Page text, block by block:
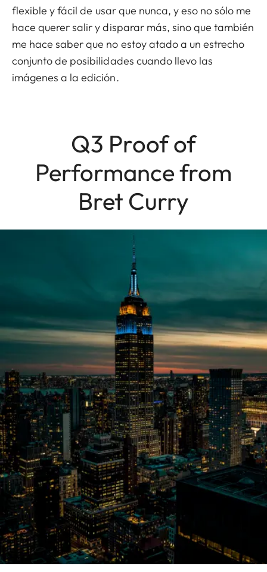
flexible y fácil de usar que nunca, y eso no sólo me
hace querer salir y disparar más, sino que también
me hace saber que no estoy atado a un estrecho
conjunto de posibilidades cuando llevo las
imágenes a la edición.
Q3 Proof of
Performance from
Bret Curry